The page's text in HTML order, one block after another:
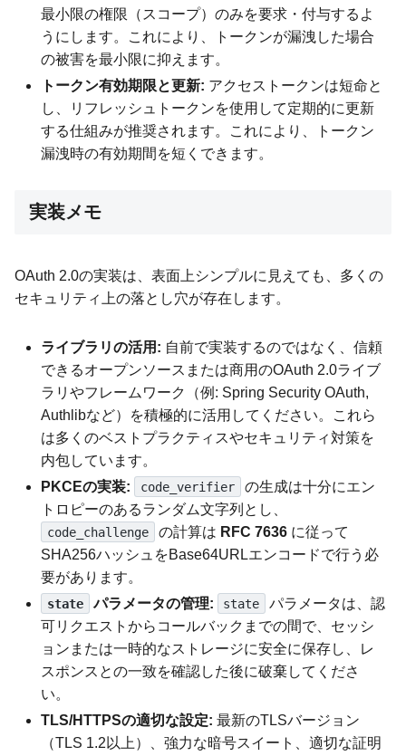
最小限の権限（スコープ）のみを要求・付与するよ
うにします。これにより、トークンが漏洩した場合
の被害を最小限に抑えます。
トークン有効期限と更新: アクセストークンは短命と
し、リフレッシュトークンを使用して定期的に更新
する仕組みが推奨されます。これにより、トークン
漏洩時の有効期間を短くできます。
実装メモ
OAuth 2.0の実装は、表面上シンプルに見えても、多くの
セキュリティ上の落とし穴が存在します。
ライブラリの活用: 自前で実装するのではなく、信頼
できるオープンソースまたは商用のOAuth 2.0ライブ
ラリやフレームワーク（例: Spring Security OAuth,
Authlibなど）を積極的に活用してください。これら
は多くのベストプラクティスやセキュリティ対策を
内包しています。
PKCEの実装:
code_verifier
の生成は十分にエン
トロピーのあるランダム文字列とし、
code_challenge の計算は RFC 7636に従って
SHA256ハッシュをBase64URLエンコードで行う必
要があります。
state パラメータの管理: state
パラメータは、認
可リクエストからコールバックまでの間で、セッシ
ョンまたは一時的なストレージに安全に保存し、レ
スポンスとの一致を確認した後に破棄してくださ
い。
TLS/HTTPSの適切な設定: 最新のTLSバージョン
（TLS 1.2以上）、強力な暗号スイート、適切な証明